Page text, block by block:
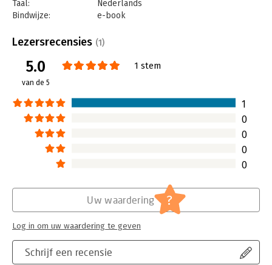
Taal:
Nederlands
Bindwijze:
e-book
Bestandsformaat:
epub
Uitgever:
Uitgeverij Thema
Verschijningsdatum:
Hoofdrubriek:
Lezersrecensies (1)
5.0
van de 5
1 stem
1
0
0
0
0
Schrijf een recensie
Uw waardering ?
Log in om uw waardering te geven